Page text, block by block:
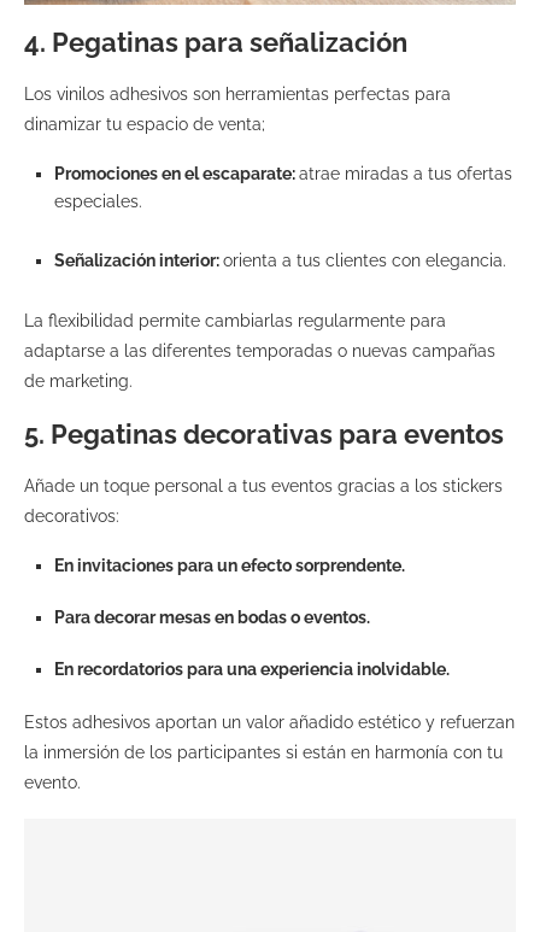
4. Pegatinas para señalización
Los vinilos adhesivos son herramientas perfectas para
dinamizar tu espacio de venta;
Promociones en el escaparate:atrae miradas a tus ofertas
especiales.
Señalización interior:orienta a tus clientes con elegancia.
La flexibilidad permite cambiarlas regularmente para
adaptarse a las diferentes temporadas o nuevas campañas
de marketing.
5. Pegatinas decorativas para eventos
Añade un toque personal a tus eventos gracias a los stickers
decorativos:
En invitaciones para un efecto sorprendente.
Para decorar mesas en bodas o eventos.
En recordatorios para una experiencia inolvidable.
Estos adhesivos aportan un valor añadido estético y refuerzan
la inmersión de los participantes si están en harmonía con tu
evento.